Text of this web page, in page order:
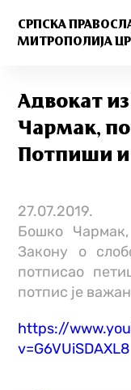
СРПСКА
МИТРОПОЛИЈА
Адвокат
Чармак,
Потпиши
27.07.2019.
Бошко
Закону о
потписао
потпис је
https://
v=G6VUiSDAXL8